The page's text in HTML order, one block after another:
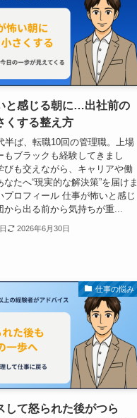
と感じる朝に…出社前の
くする整え方
半ば、転職10回の管理職。上場
もブラックも経験してきまし
びも交えながら、キャリアや働
なたへ“現実的な解決策”を届けま
ロフィール 仕事が怖いと感じ
から出る前から気持ちが重...
2026年6月30日
仕事の悩み
して怒られた後がつら